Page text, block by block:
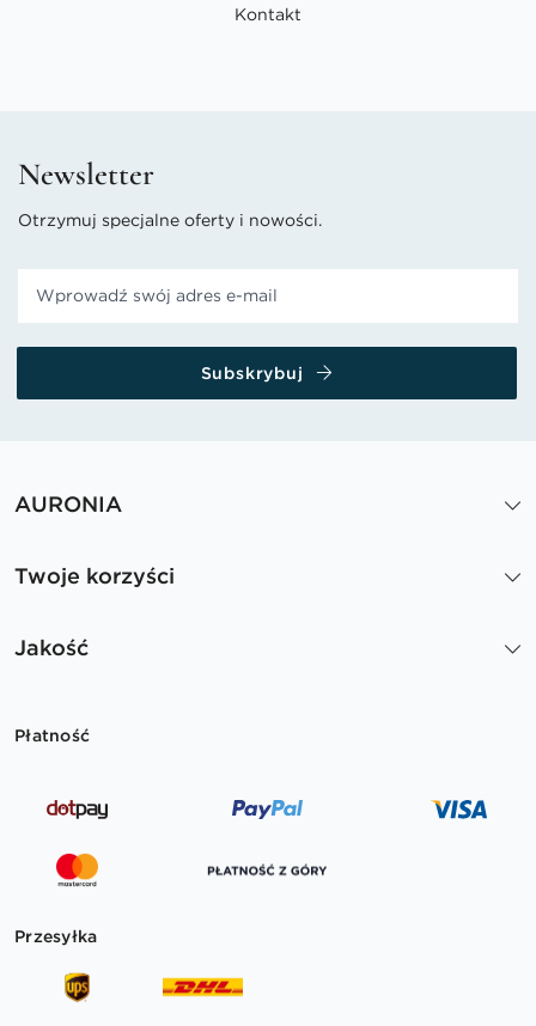
Kontakt
Newsletter
Otrzymuj specjalne oferty i nowości.
Subskrybuj
AURONIA
Twoje korzyści
Jakość
Płatność
Przesyłka